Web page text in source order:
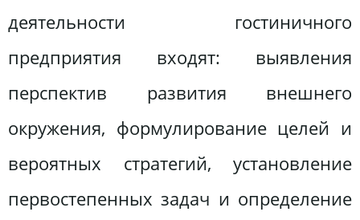
деятельности гостиничного
предприятия входят: выявления
перспектив развития внешнего
окружения, формулирование целей и
вероятных стратегий, установление
первостепенных задач и определение